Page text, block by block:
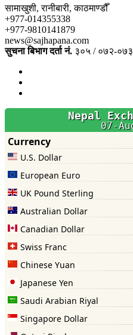
सामाखुशी, रानीबारी, काठमाण्डौँ
+977-014355338
+977-9810141879
news@sajhapana.com
सुचना बिभाग दर्ता नं. ३०५ / ०७२-०७३